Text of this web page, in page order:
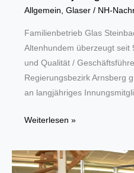
Allgemein, Glaser/ NH-
Familienbetrieb Glas
Altenhundem überzeugt seit
und Qualität /
Regierungsbezirk Arnsberg
an langjähriges
Professioneller
Familienbetrieb
feiert
Weiterlesen »